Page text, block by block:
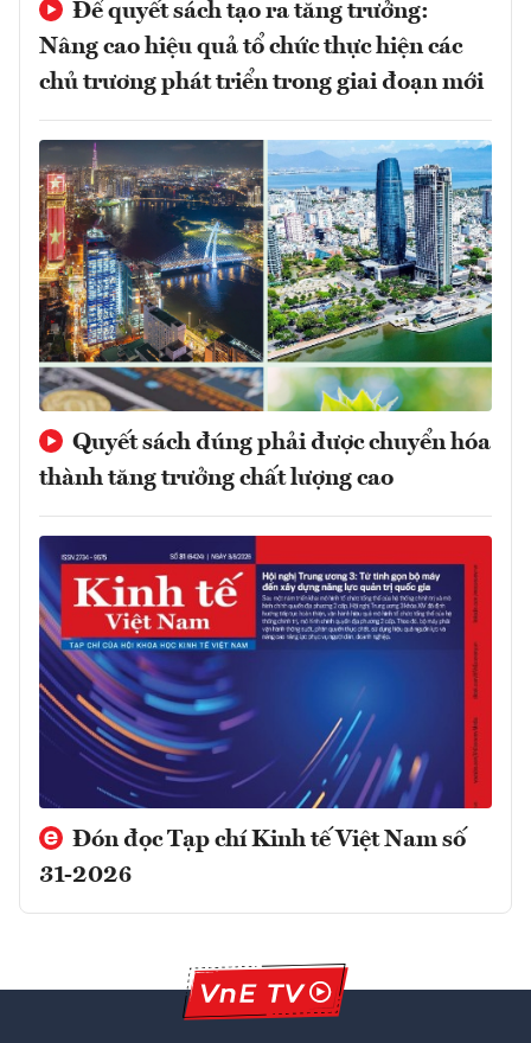
Để quyết sách tạo ra tăng trưởng:
Nâng cao hiệu quả tổ chức thực hiện các
chủ trương phát triển trong giai đoạn mới
Quyết sách đúng phải được chuyển hóa
thành tăng trưởng chất lượng cao
Đón đọc Tạp chí Kinh tế Việt Nam số
31-2026